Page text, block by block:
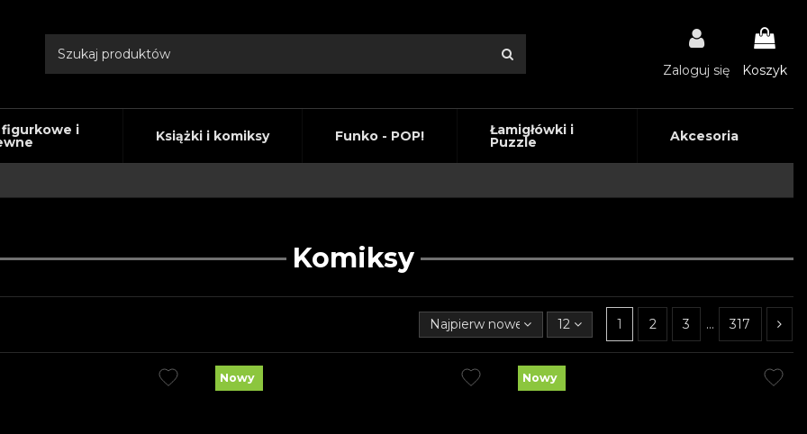
Zaloguj się Koszyk
figurkowe i Książki i komiksy Funko - POP! Łamigłówki i
Puzzle Akcesoria
Komiksy
Najpierw nowe produkty
12 1 2 3 … 317
Nowy Nowy